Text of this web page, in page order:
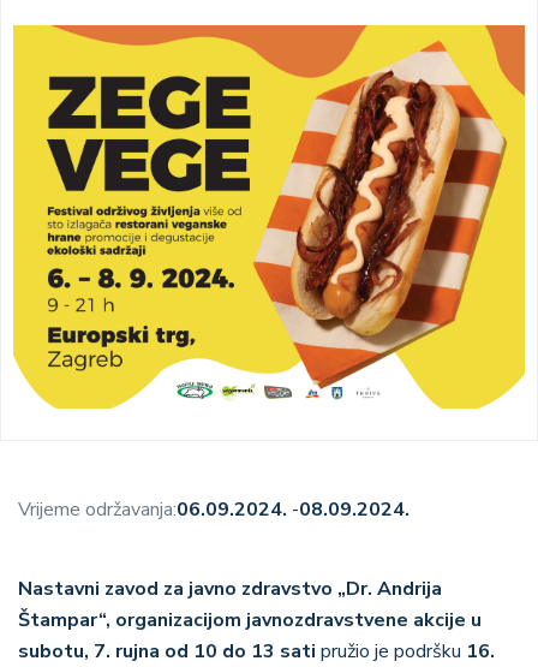
Image
Vrijeme održavanja:06.09.2024. -08.09.2024.
Nastavni zavod za javno zdravstvo „Dr. Andrija
Štampar“, organizacijom javnozdravstvene akcije u
subotu, 7. rujna od 10 do 13 sati pružio je podršku 16.